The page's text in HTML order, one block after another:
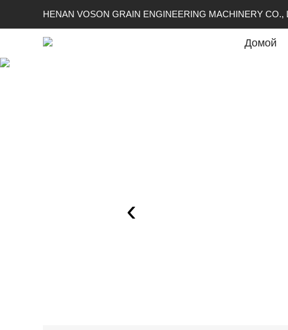
HENAN VOSON GRAIN ENGINEERING MACHINERY CO.,
Домой
‹